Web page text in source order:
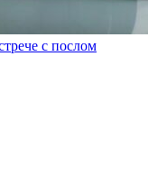
с послом